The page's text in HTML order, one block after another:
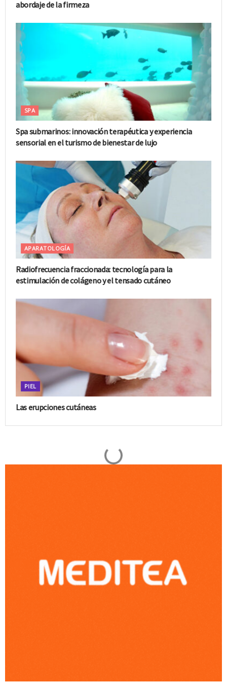
abordaje de la firmeza
SPA
Spa submarinos: innovación terapéutica y experiencia
sensorial en el turismo de bienestar de lujo
APARATOLOGÍA
Radiofrecuencia fraccionada: tecnología para la
estimulación de colágeno y el tensado cutáneo
PIEL
Las erupciones cutáneas